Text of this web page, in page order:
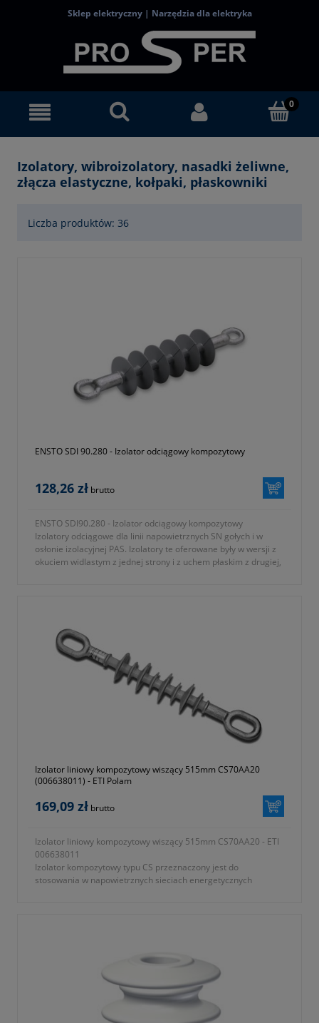
Sklep elektryczny | Narzędzia dla elektryka
Izolatory, wibroizolatory, nasadki żeliwne,
złącza elastyczne, kołpaki, płaskowniki
Liczba produktów: 36
ENSTO SDI 90.280 - Izolator odciągowy kompozytowy
128,26 zł brutto
ENSTO SDI90.280 - Izolator odciągowy kompozytowy
Izolatory odciągowe dla linii napowietrznych SN gołych i w
osłonie izolacyjnej PAS. Izolatory te oferowane były w wersji z
okuciem widlastym z jednej strony i z uchem płaskim z drugiej,
- 2 lata gwarancji
Izolator liniowy kompozytowy wiszący 515mm CS70AA20
(006638011) - ETI Polam
169,09 zł brutto
Izolator liniowy kompozytowy wiszący 515mm CS70AA20 - ETI
006638011
Izolator kompozytowy typu CS przeznaczony jest do
stosowania w napowietrznych sieciach energetycznych
- znamionowe napięcie izolatora (kV) 20-24
- znamionowe obciążenie mechaniczne (kN) 70
- znamionowe napięcie probiercze na mokro 50Hz (kV) 50
- znamionowe napięcie wytrzymywane piorunowe 1.2/50μs